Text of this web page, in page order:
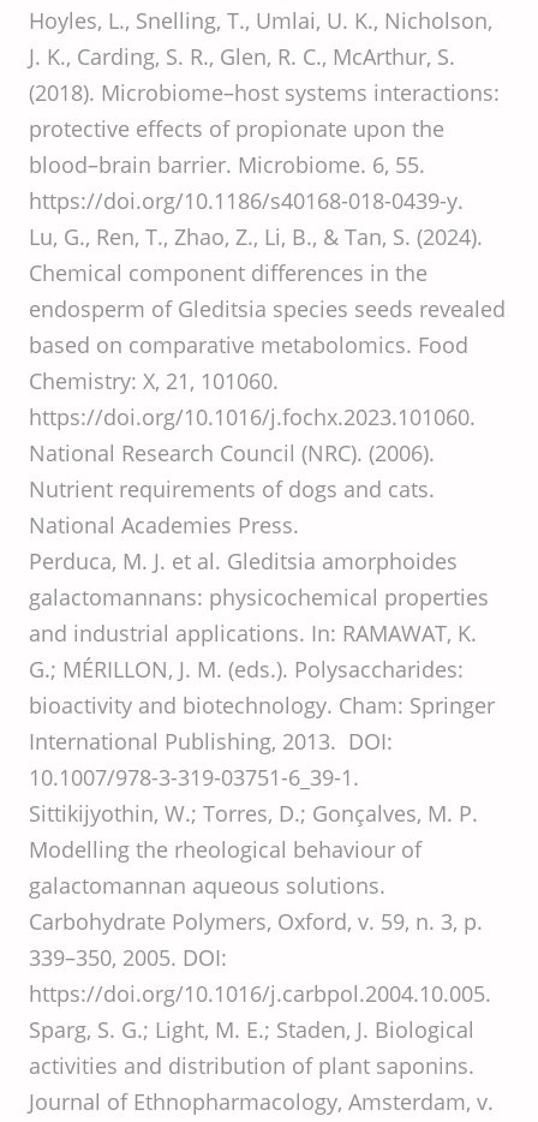
Hoyles, L., Snelling, T., Umlai, U. K., Nicholson,
J. K., Carding, S. R., Glen, R. C., McArthur, S.
(2018). Microbiome–host systems interactions:
protective effects of propionate upon the
blood–brain barrier. Microbiome. 6, 55.
https://doi.org/10.1186/s40168-018-0439-y.
Lu, G., Ren, T., Zhao, Z., Li, B., & Tan, S. (2024).
Chemical component differences in the
endosperm of Gleditsia species seeds revealed
based on comparative metabolomics. Food
Chemistry: X, 21, 101060.
https://doi.org/10.1016/j.fochx.2023.101060.
National Research Council (NRC). (2006).
Nutrient requirements of dogs and cats.
National Academies Press.
Perduca, M. J. et al. Gleditsia amorphoides
galactomannans: physicochemical properties
and industrial applications. In: RAMAWAT, K.
G.; MÉRILLON, J. M. (eds.). Polysaccharides:
bioactivity and biotechnology. Cham: Springer
International Publishing, 2013. DOI:
10.1007/978-3-319-03751-6_39-1.
Sittikijyothin, W.; Torres, D.; Gonçalves, M. P.
Modelling the rheological behaviour of
galactomannan aqueous solutions.
Carbohydrate Polymers, Oxford, v. 59, n. 3, p.
339–350, 2005. DOI:
https://doi.org/10.1016/j.carbpol.2004.10.005.
Sparg, S. G.; Light, M. E.; Staden, J. Biological
activities and distribution of plant saponins.
Journal of Ethnopharmacology, Amsterdam, v.